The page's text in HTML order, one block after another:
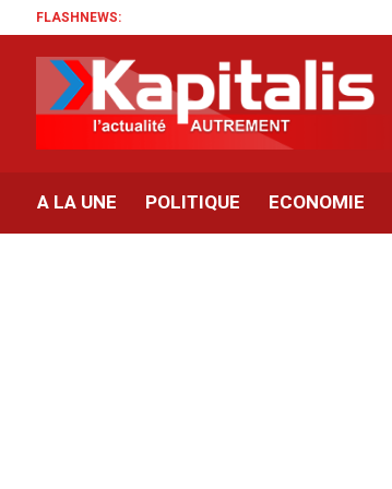
FLASHNEWS:
A LA UNE POLITIQUE ECONOMIE